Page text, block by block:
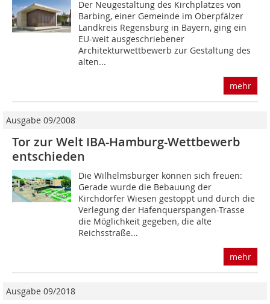
Der Neugestaltung des Kirchplatzes von
Barbing, einer Gemeinde im Oberpfälzer
Landkreis Regensburg in Bayern, ging ein
EU-weit ausgeschriebener
Architekturwettbewerb zur Gestaltung des
alten...
mehr
Ausgabe 09/2008
Tor zur Welt IBA-Hamburg-Wettbewerb
entschieden
Die Wilhelmsburger können sich freuen:
Gerade wurde die Bebauung der
Kirchdorfer Wiesen gestoppt und durch die
Verlegung der Hafenquerspangen-Trasse
die Möglichkeit gegeben, die alte
Reichsstraße...
mehr
Ausgabe 09/2018